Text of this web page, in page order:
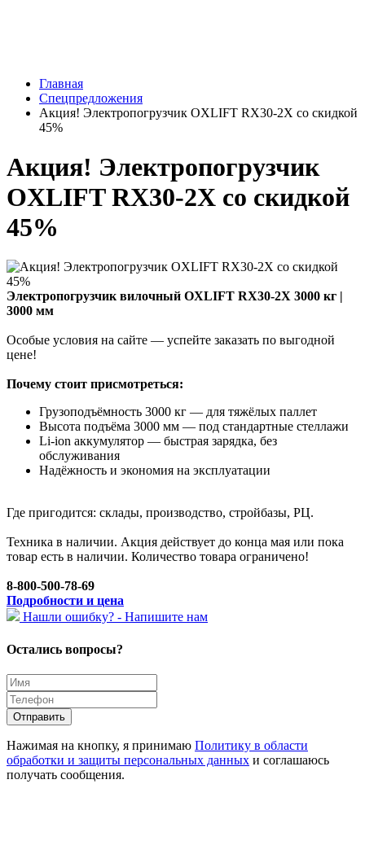
Главная
Спецпредложения
Акция! Электропогрузчик OXLIFT RX30-2X со скидкой
45%
Акция! Электропогрузчик
OXLIFT RX30-2X со скидкой
45%
Электропогрузчик вилочный OXLIFT RX30-2X 3000 кг |
3000 мм
Особые условия на сайте — успейте заказать по выгодной
цене!
Почему стоит присмотреться:
Грузоподъёмность 3000 кг — для тяжёлых паллет
Высота подъёма 3000 мм — под стандартные стеллажи
Li-ion аккумулятор — быстрая зарядка, без
обслуживания
Надёжность и экономия на эксплуатации
Где пригодится: склады, производство, стройбазы, РЦ.
Техника в наличии. Акция действует до конца мая или пока
товар есть в наличии. Количество товара ограничено!
8-800-500-78-69
Подробности и цена
Hашли ошибку? - Напишите нам
Остались вопросы?
Отправить
Нажимая на кнопку, я принимаю Политику в области
обработки и защиты персональных данных и соглашаюсь
получать сообщения.